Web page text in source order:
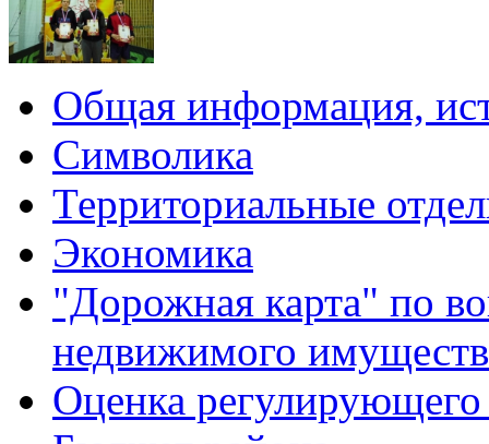
Общая информация,
Символика
Территориальные
Экономика
"Дорожная карта" по
недвижимого
Оценка регулирующего